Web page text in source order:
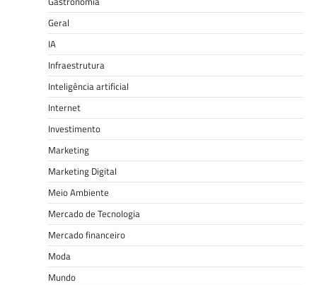
Geral
IA
Infraestrutura
Inteligência artificial
Internet
Investimento
Marketing
Marketing Digital
Meio Ambiente
Mercado de Tecnologia
Mercado financeiro
Moda
Mundo